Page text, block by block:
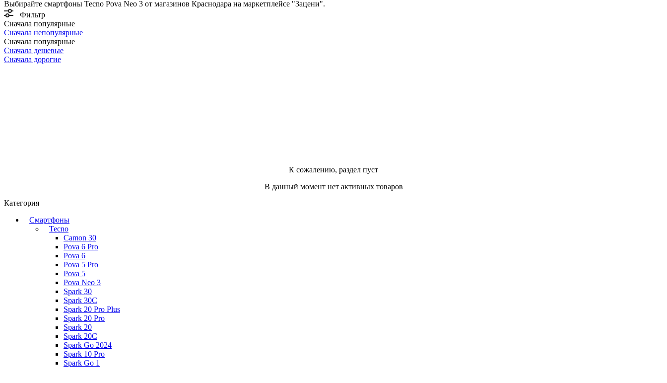
Выбирайте смартфоны Tecno Pova Neo 3 от магазинов Краснодара на маркетплейсе "Зацени".
Фильтр
Сначала популярные
Сначала непопулярные
Сначала популярные
Сначала дешевые
Сначала дорогие
К сожалению, раздел пуст
В данный момент нет активных товаров
Категория
Смартфоны
Tecno
Camon 30
Pova 6 Pro
Pova 6
Pova 5 Pro
Pova 5
Pova Neo 3
Spark 30
Spark 30C
Spark 20 Pro Plus
Spark 20 Pro
Spark 20
Spark 20C
Spark Go 2024
Spark 10 Pro
Spark Go 1